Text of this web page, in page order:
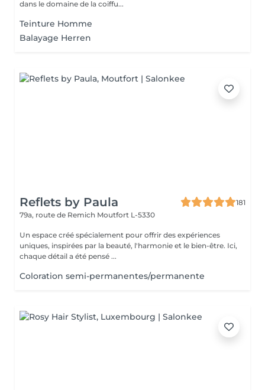
dans le domaine de la coiffu...
Teinture Homme
Balayage Herren
Reflets by Paula
181
79a, route de Remich Moutfort L-5330
Un espace créé spécialement pour offrir des expériences
uniques, inspirées par la beauté, l'harmonie et le bien-être. Ici,
chaque détail a été pensé ...
Coloration semi-permanentes/permanente